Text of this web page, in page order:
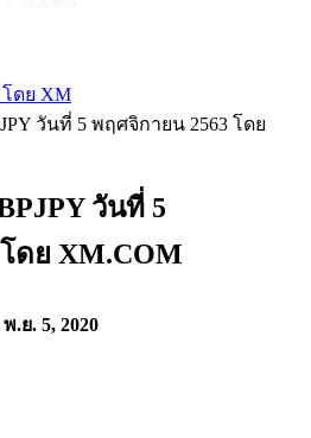
โดย XM
วันที่ 5 พฤศจิกายน 2563 โดย
วันที่ 5
ดย XM.COM
พ.ย. 5, 2020